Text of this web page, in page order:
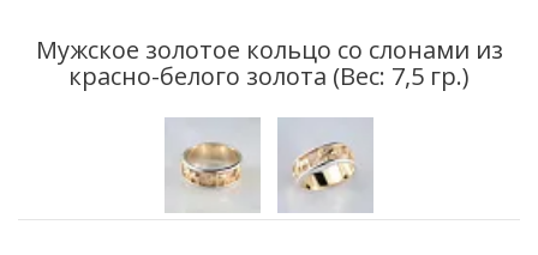
Мужское золотое кольцо со слонами из
красно-белого золота (Вес: 7,5 гр.)